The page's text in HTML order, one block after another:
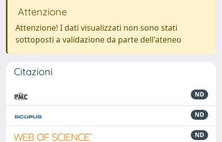
Attenzione
Attenzione! I dati visualizzati non sono stati
sottoposti a validazione da parte dell'ateneo
Citazioni
ND
ND
ND